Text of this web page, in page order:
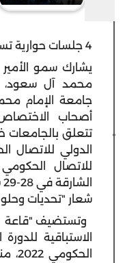
4 جلسات حوارية تستشرف مستقبل الإعلام الجديد
يشارك سمو
محمد آل سعود،
جامعة الإمام
أصحاب
الدولي للاتصال
للاتصال
شعار "تحديات
وتستضيف "قاعة